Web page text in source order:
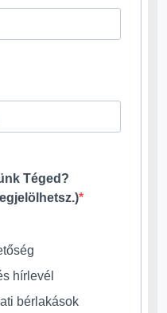
Téged?
hírlevél
bérlakások